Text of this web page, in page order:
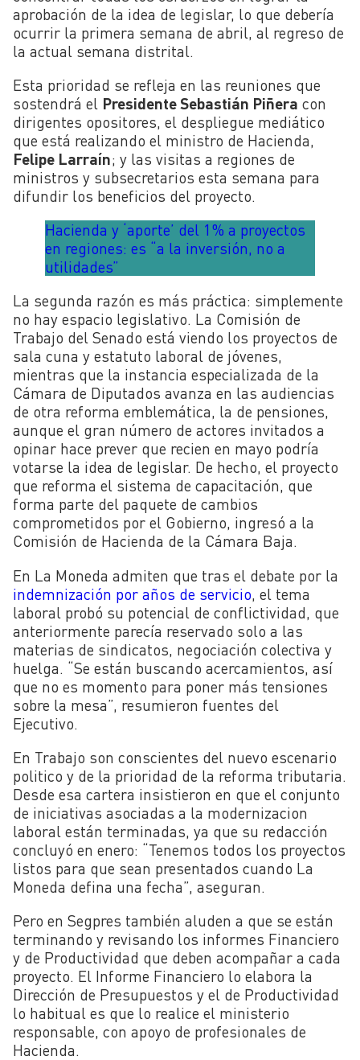
aprobación de la idea de legislar, lo que debería
ocurrir la primera semana de abril, al regreso de
la actual semana distrital.
Esta prioridad se refleja en las reuniones que
sostendrá el Presidente Sebastián Piñera con
dirigentes opositores, el despliegue mediático
que está realizando el ministro de Hacienda,
Felipe Larraín; y las visitas a regiones de
ministros y subsecretarios esta semana para
difundir los beneficios del proyecto.
Hacienda y ‘aporte’ del 1% a proyectos
en regiones: es “a la inversión, no a
utilidades”
La segunda razón es más práctica: simplemente
no hay espacio legislativo. La Comisión de
Trabajo del Senado está viendo los proyectos de
sala cuna y estatuto laboral de jóvenes,
mientras que la instancia especializada de la
Cámara de Diputados avanza en las audiencias
de otra reforma emblemática, la de pensiones,
aunque el gran número de actores invitados a
opinar hace prever que recien en mayo podría
votarse la idea de legislar. De hecho, el proyecto
que reforma el sistema de capacitación, que
forma parte del paquete de cambios
comprometidos por el Gobierno, ingresó a la
Comisión de Hacienda de la Cámara Baja.
En La Moneda admiten que tras el debate por la
indemnización por años de servicio , el tema
laboral probó su potencial de conflictividad, que
anteriormente parecía reservado solo a las
materias de sindicatos, negociación colectiva y
huelga. “Se están buscando acercamientos, así
que no es momento para poner más tensiones
sobre la mesa”, resumieron fuentes del
Ejecutivo.
En Trabajo son conscientes del nuevo escenario
politico y de la prioridad de la reforma tributaria.
Desde esa cartera insistieron en que el conjunto
de iniciativas asociadas a la modernizacion
laboral están terminadas, ya que su redacción
concluyó en enero: “Tenemos todos los proyectos
listos para que sean presentados cuando La
Moneda defina una fecha”, aseguran.
Pero en Segpres también aluden a que se están
terminando y revisando los informes Financiero
y de Productividad que deben acompañar a cada
proyecto. El Informe Financiero lo elabora la
Dirección de Presupuestos y el de Productividad
lo habitual es que lo realice el ministerio
responsable, con apoyo de profesionales de
Hacienda.